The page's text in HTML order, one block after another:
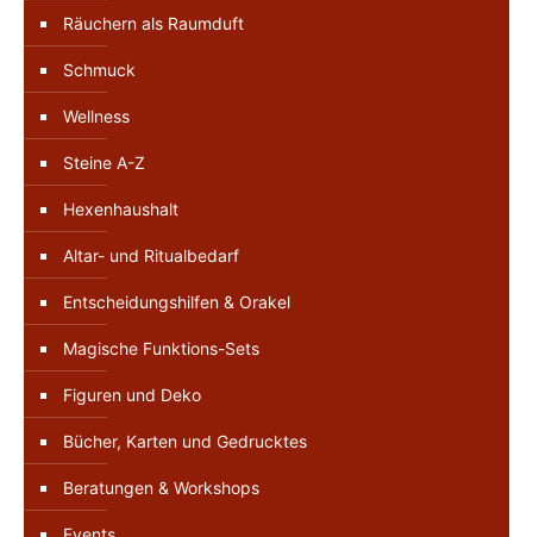
Räuchern als Raumduft
Schmuck
Wellness
Steine A-Z
Hexenhaushalt
Altar- und Ritualbedarf
Entscheidungshilfen & Orakel
Magische Funktions-Sets
Figuren und Deko
Bücher, Karten und Gedrucktes
Beratungen & Workshops